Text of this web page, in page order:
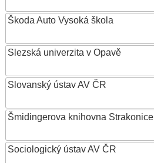
Škoda Auto Vysoká škola
Slezská univerzita v Opavě
Slovanský ústav AV ČR
Šmidingerova knihovna Strakonice
Sociologický ústav AV ČR